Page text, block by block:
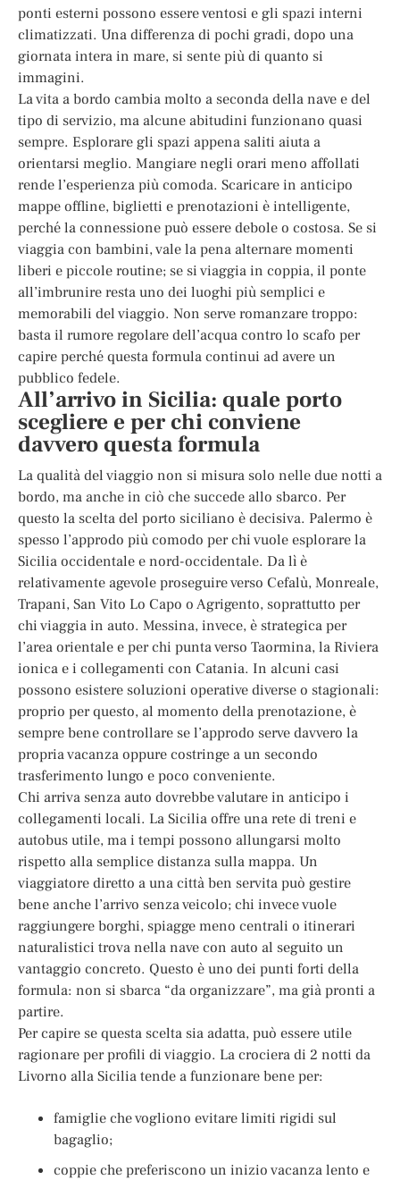
ponti esterni possono essere ventosi e gli spazi interni
climatizzati. Una differenza di pochi gradi, dopo una
giornata intera in mare, si sente più di quanto si
immagini.
La vita a bordo cambia molto a seconda della nave e del
tipo di servizio, ma alcune abitudini funzionano quasi
sempre. Esplorare gli spazi appena saliti aiuta a
orientarsi meglio. Mangiare negli orari meno affollati
rende l’esperienza più comoda. Scaricare in anticipo
mappe offline, biglietti e prenotazioni è intelligente,
perché la connessione può essere debole o costosa. Se si
viaggia con bambini, vale la pena alternare momenti
liberi e piccole routine; se si viaggia in coppia, il ponte
all’imbrunire resta uno dei luoghi più semplici e
memorabili del viaggio. Non serve romanzare troppo:
basta il rumore regolare dell’acqua contro lo scafo per
capire perché questa formula continui ad avere un
pubblico fedele.
All’arrivo in Sicilia: quale porto
scegliere e per chi conviene
davvero questa formula
La qualità del viaggio non si misura solo nelle due notti a
bordo, ma anche in ciò che succede allo sbarco. Per
questo la scelta del porto siciliano è decisiva. Palermo è
spesso l’approdo più comodo per chi vuole esplorare la
Sicilia occidentale e nord-occidentale. Da lì è
relativamente agevole proseguire verso Cefalù, Monreale,
Trapani, San Vito Lo Capo o Agrigento, soprattutto per
chi viaggia in auto. Messina, invece, è strategica per
l’area orientale e per chi punta verso Taormina, la Riviera
ionica e i collegamenti con Catania. In alcuni casi
possono esistere soluzioni operative diverse o stagionali:
proprio per questo, al momento della prenotazione, è
sempre bene controllare se l’approdo serve davvero la
propria vacanza oppure costringe a un secondo
trasferimento lungo e poco conveniente.
Chi arriva senza auto dovrebbe valutare in anticipo i
collegamenti locali. La Sicilia offre una rete di treni e
autobus utile, ma i tempi possono allungarsi molto
rispetto alla semplice distanza sulla mappa. Un
viaggiatore diretto a una città ben servita può gestire
bene anche l’arrivo senza veicolo; chi invece vuole
raggiungere borghi, spiagge meno centrali o itinerari
naturalistici trova nella nave con auto al seguito un
vantaggio concreto. Questo è uno dei punti forti della
formula: non si sbarca “da organizzare”, ma già pronti a
partire.
Per capire se questa scelta sia adatta, può essere utile
ragionare per profili di viaggio. La crociera di 2 notti da
Livorno alla Sicilia tende a funzionare bene per:
famiglie che vogliono evitare limiti rigidi sul
bagaglio;
coppie che preferiscono un inizio vacanza lento e